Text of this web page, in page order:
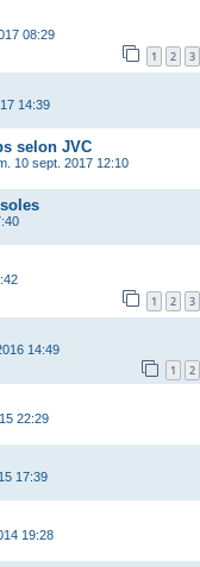
08:29
1 2 3
14:39
selon JVC
10 sept. 2017 12:10
1 2 3
14:49
1 2
22:29
17:39
19:28